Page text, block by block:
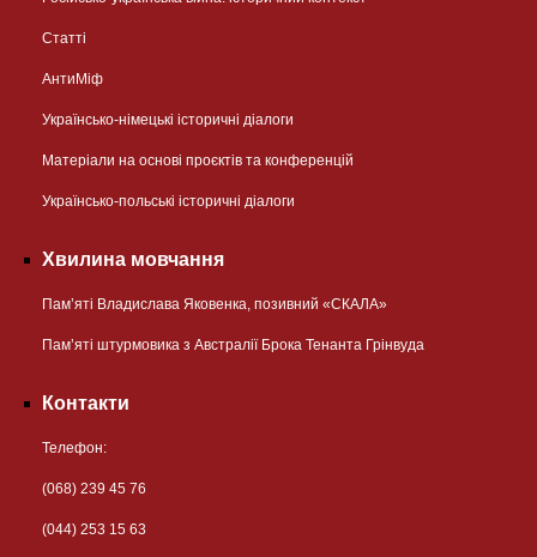
Статті
АнтиМіф
Українсько-німецькі історичні діалоги
Матеріали на основі проєктів та конференцій
Українсько-польські історичні діалоги
Хвилина мовчання
Пам’яті Владислава Яковенка, позивний «СКАЛА»
Пам’яті штурмовика з Австралії Брока Тенанта Грінвуда
Контакти
Телефон:
(068) 239 45 76
(044) 253 15 63